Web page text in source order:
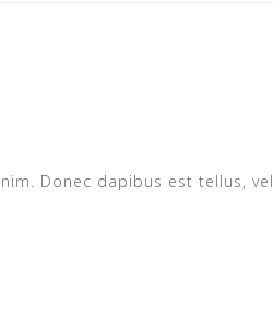
Donec dapibus est tellus, vel